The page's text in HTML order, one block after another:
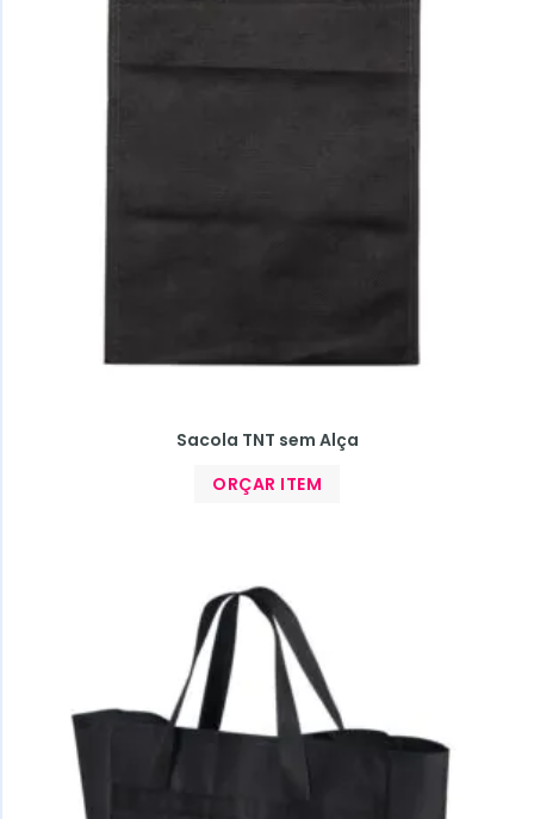
Sacola TNT sem Alça
ORÇAR ITEM